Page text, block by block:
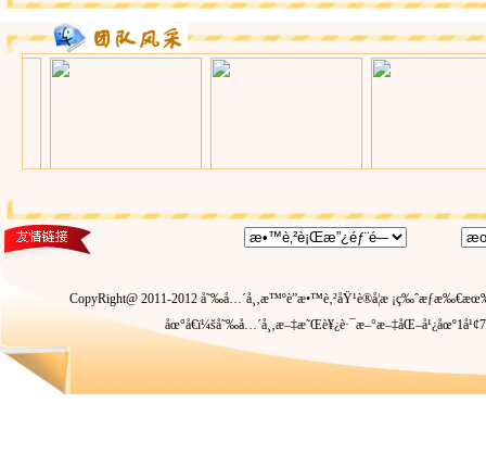
CopyRight@ 2011-2012 å˜‰å…´å¸‚æ™ºè”æ•™è‚²åŸ¹è®­å­¦æ ¡ç‰ˆæƒæ‰€æœ‰